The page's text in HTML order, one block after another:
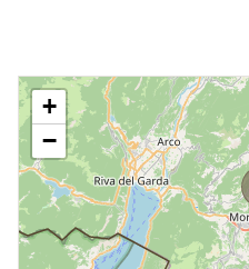
+
−